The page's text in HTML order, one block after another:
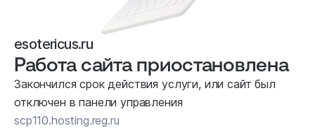
esotericus.ru
Работа сайта приостановлена
Закончился срок действия услуги, или сайт был
отключен в панели управления
scp110.hosting.reg.ru